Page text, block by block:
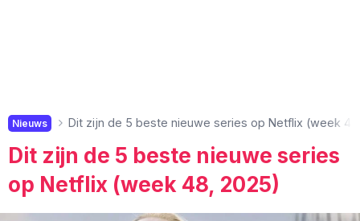
Nieuws Dit zijn de 5 beste nieuwe series op Netflix (week
Dit zijn de 5 beste nieuwe series
op Netflix (week 48, 2025)